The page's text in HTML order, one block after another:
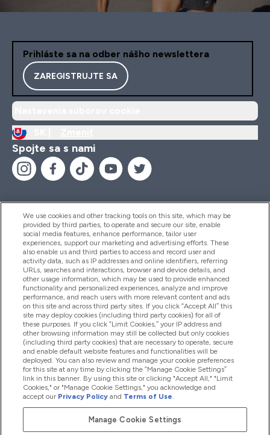
Prihláste sa na odber nášho newslettera
ZAREGISTRUJTE SA
Spojte sa s nami
Pomoc & Informácie
Produkty
Informácie O Spoločnosti
Vernosť & Odmeny
2026 The Hut.com Ltd
We use cookies and other tracking tools on this site, which may be
provided by third parties, to operate and secure our site, enable
social media features, enhance performance, tailor user
experiences, support our marketing and advertising efforts. These
also enable us and third parties to access and record user and
activity data, such as IP addresses and online identifiers, referring
URLs, searches and interactions, browser and device details, and
other usage information, which may be used to provide enhanced
functionality and personalized experiences, analyze and improve
performance, and reach users with more relevant content and ads
on this site and across third party sites. If you click “Accept All” this
site may deploy cookies (including third party cookies) for all of
these purposes. If you click “Limit Cookies,” your IP address and
other browsing information may still be collected but only cookies
(including third party cookies) that are necessary to operate, secure
and enable default website features and functionalities will be
deployed. You can also review and manage your cookie preferences
for this site at any time by clicking the “Manage Cookie Settings”
link in this banner. By using this site or clicking "Accept All," "Limit
Cookies," or "Manage Cookie Settings," you acknowledge and
accept our Privacy Policy and Terms of Use.
Manage Cookie Settings